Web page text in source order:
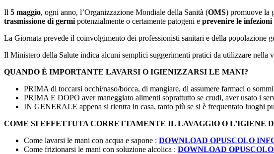
Il 5 maggio, ogni anno, l’Organizzazione Mondiale della Sanità (OMS) promuove la
trasmissione di germi potenzialmente o certamente patogeni e prevenire le infezioni
La Giornata prevede il coinvolgimento dei professionisti sanitari e della popolazione
Il Ministero della Salute indica alcuni semplici suggerimenti pratici da utilizzare nella
QUANDO È IMPORTANTE LAVARSI O IGIENIZZARSI LE MANI?
PRIMA di toccarsi occhi/naso/bocca, di mangiare, di assumere farmaci o
PRIMA E DOPO aver maneggiato alimenti soprattutto se crudi, aver usato i
IN GENERALE appena si rientra in casa, tanto più se si è frequentato luoghi
COME SI EFFETTUTA CORRETTAMENTE IL LAVAGGIO O L’IGIENE
Come lavarsi le mani con acqua e sapone : DOWNLOAD OPUSCOLO
Come frizionarsi le mani con soluzione alcolica : DOWNLOAD